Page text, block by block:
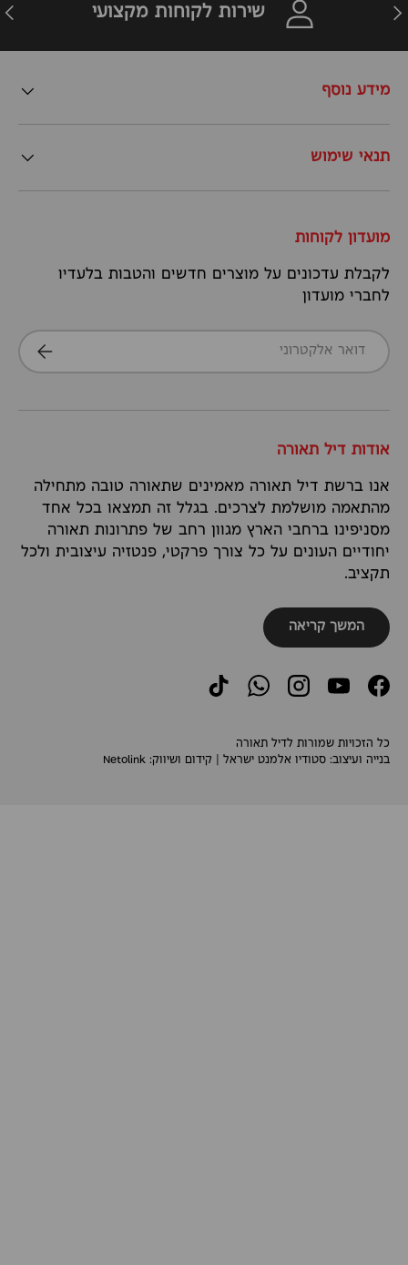
חזרה שירות לקוחות מקצועי
מידע נוסף
תנאי שימוש
מועדון לקוחות
לקבלת עדכונים על מוצרים חדשים והטבות בלעדיו
לחברי מועדון
דואר אלקטרוני
הרשמה
אודות דיל תאורה
אנו ברשת דיל תאורה מאמינים שתאורה טובה מתחילה
מהתאמה מושלמת לצרכים. בגלל זה תמצאו בכל אחד
מסניפינו ברחבי הארץ מגוון רחב של פתרונות תאורה
יחודיים העונים על כל צורך פרקטי, פנטזיה עיצובית ולכל
תקציב.
המשך קריאה
Facebook
YouTube
Instagram
WhatsApp
TikTok
כל הזכויות שמורות לדיל תאורה
בנייה ועיצוב: סטודיו אלמנט ישראל | קידום ושיווק: Netolink